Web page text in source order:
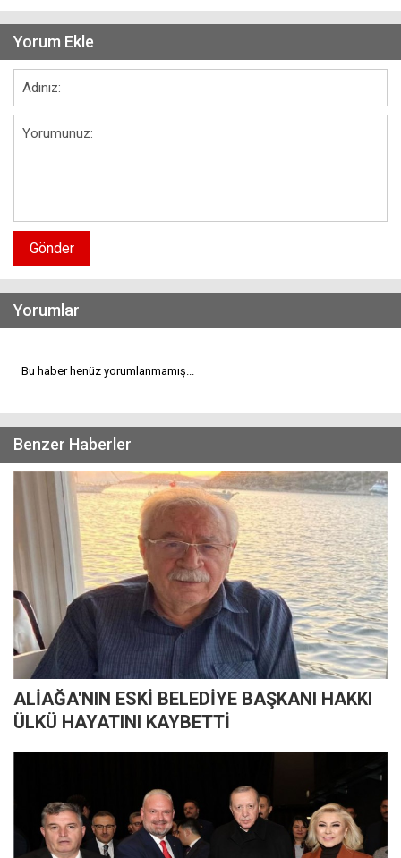
Yorum Ekle
Gönder
Yorumlar
Bu haber henüz yorumlanmamış...
Benzer Haberler
ALİAĞA'NIN ESKİ BELEDİYE BAŞKANI HAKKI
ÜLKÜ HAYATINI KAYBETTİ